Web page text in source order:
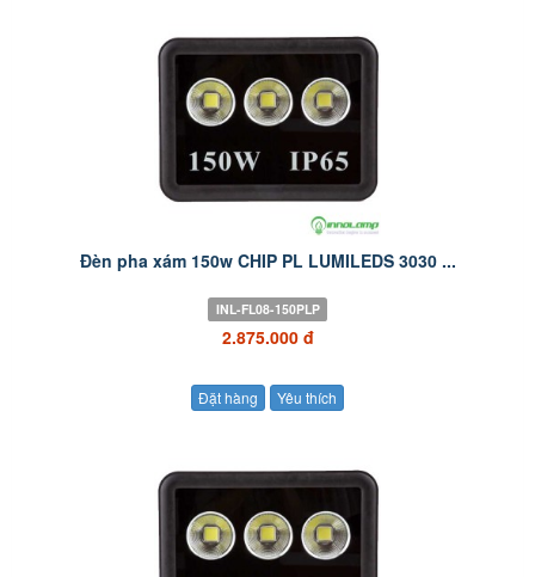
Đèn pha xám 150w CHIP PL LUMILEDS 3030 ...
INL-FL08-150PLP
2.875.000 đ
Đặt hàng Yêu thích